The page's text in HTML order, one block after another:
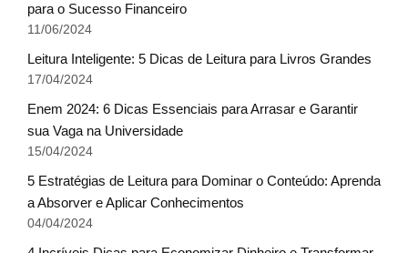
para o Sucesso Financeiro
11/06/2024
Leitura Inteligente: 5 Dicas de Leitura para Livros Grandes
17/04/2024
Enem 2024: 6 Dicas Essenciais para Arrasar e Garantir
sua Vaga na Universidade
15/04/2024
5 Estratégias de Leitura para Dominar o Conteúdo: Aprenda
a Absorver e Aplicar Conhecimentos
04/04/2024